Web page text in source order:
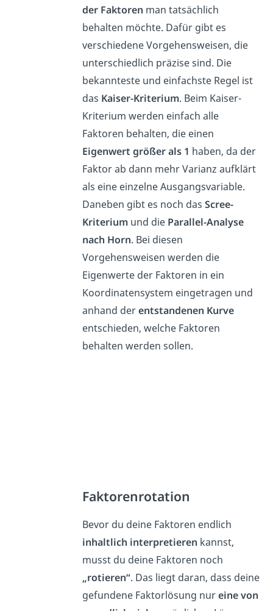
der Faktoren man tatsächlich
behalten möchte. Dafür gibt es
verschiedene Vorgehensweisen, die
unterschiedlich präzise sind. Die
bekannteste und einfachste Regel ist
das Kaiser-Kriterium. Beim Kaiser-
Kriterium werden einfach alle
Faktoren behalten, die einen
Eigenwert größer als 1 haben, da der
Faktor ab dann mehr Varianz aufklärt
als eine einzelne Ausgangsvariable.
Daneben gibt es noch das Scree-
Kriteriumund die Parallel-Analyse
nach Horn. Bei diesen
Vorgehensweisen werden die
Eigenwerte der Faktoren in ein
Koordinatensystem eingetragen und
anhand derentstandenen Kurve
entschieden, welche Faktoren
behalten werden sollen.
Faktorenrotation
Bevor du deine Faktoren endlich
inhaltlich interpretieren kannst,
musst du deine Faktoren noch
„rotieren“. Das liegt daran, dass deine
gefundene Faktorlösung nureine von